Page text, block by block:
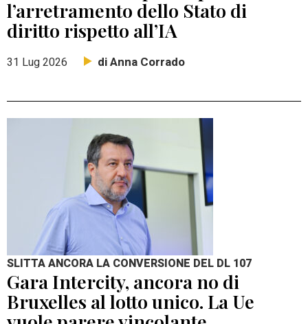
l’arretramento dello Stato di
diritto rispetto all’IA
31 Lug 2026 di Anna Corrado
SLITTA ANCORA LA CONVERSIONE DEL DL 107
Gara Intercity, ancora no di
Bruxelles al lotto unico. La Ue